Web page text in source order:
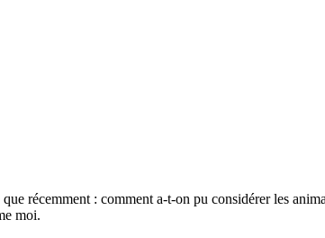
récemment : comment a-t-on pu considérer les
moi.